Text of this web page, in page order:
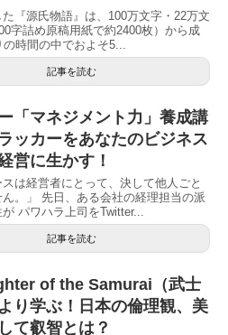
『源氏物語』は、100万文字・22万文
字詰め原稿用紙で約2400枚）から成
時間の中でおよそ5...
記事を読む
「マネジメント力」養成講
ッカーをあなたのビジネス
営に生かす！
スは経営者にとって、決して他人ごと
。」 先日、ある会社の経理担当の派
パワハラ上司をTwitter...
記事を読む
of the Samurai（武士
り学ぶ！日本の倫理観、美
て叡智とは？